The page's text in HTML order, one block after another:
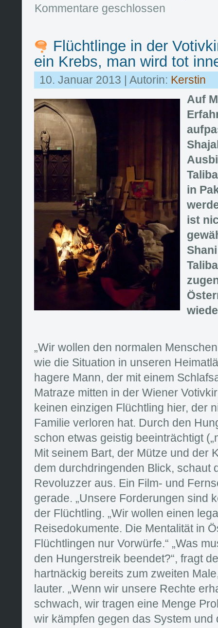
Kommentare geschlossen
Flüchtlinge in der
ein Krebs, man wird tot
10. Januar 2013 | Autorin: Kerstin
Auf
in
ist
„Wir wollen den normalen
wie die Situation in unseren
hagere Mann, der mit einem
Matraze mitten in der Wiener
keinen einzigen Flüchtling hier, der
Familie verloren hat. Durch den
schon etwas geistig beeinträchtigt
Mit seinem Bart, der Mütze und der
dem durchdringenden Blick, schaut
Revoluzzer aus. Ein Film- und
gerade. „Unsere Forderungen sind
der Flüchtling. „Wir wollen einen
Reisedokumente. Die Mentalität in
Flüchtlingen nur Vorwürfe.“ „Was
den Hungerstreik beendet?“, fragt
hartnäckig bereits zum zweiten
lauter. „Wenn wir unsere Rechte
schwach, wir tragen eine Menge
wir kämpfen gegen das System und